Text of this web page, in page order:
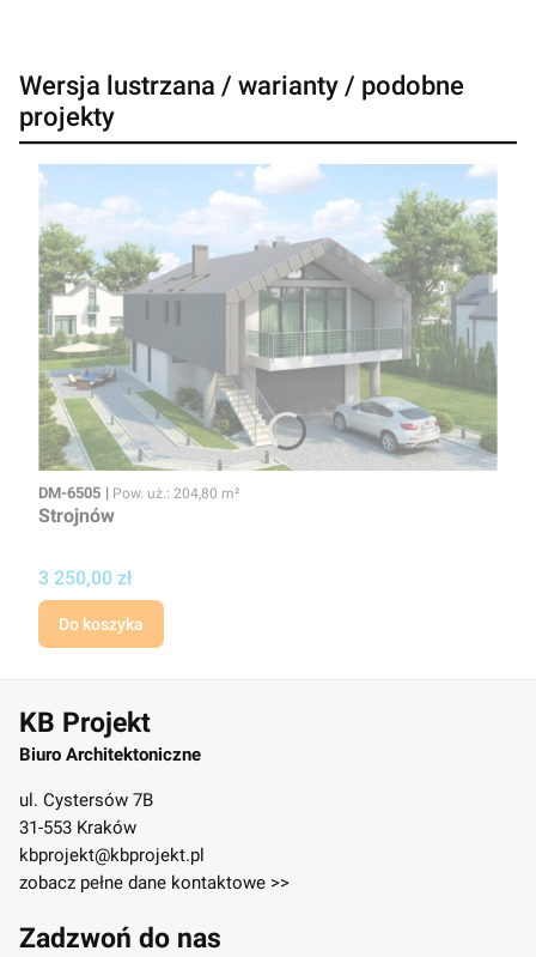
Wersja lustrzana / warianty / podobne
projekty
Kod
DM-6505 Powierzchnia użytkowa
Pow. uż.: 204,80 m²
Strojnów
Cena
3 250,00 zł
Do koszyka
KB Projekt
Biuro Architektoniczne
ul. Cystersów 7B
31-553 Kraków
kbprojekt@kbprojekt.pl
zobacz pełne dane kontaktowe >>
Zadzwoń do nas